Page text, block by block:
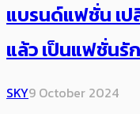
แบรนด์แฟชั่น เป
แล้ว เป็นแฟชั่นรั
SKY9 October 2024